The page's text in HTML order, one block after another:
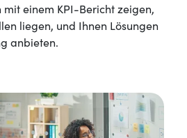
einem KPI-Bericht zeigen,
liegen, und Ihnen Lösungen
anbieten.